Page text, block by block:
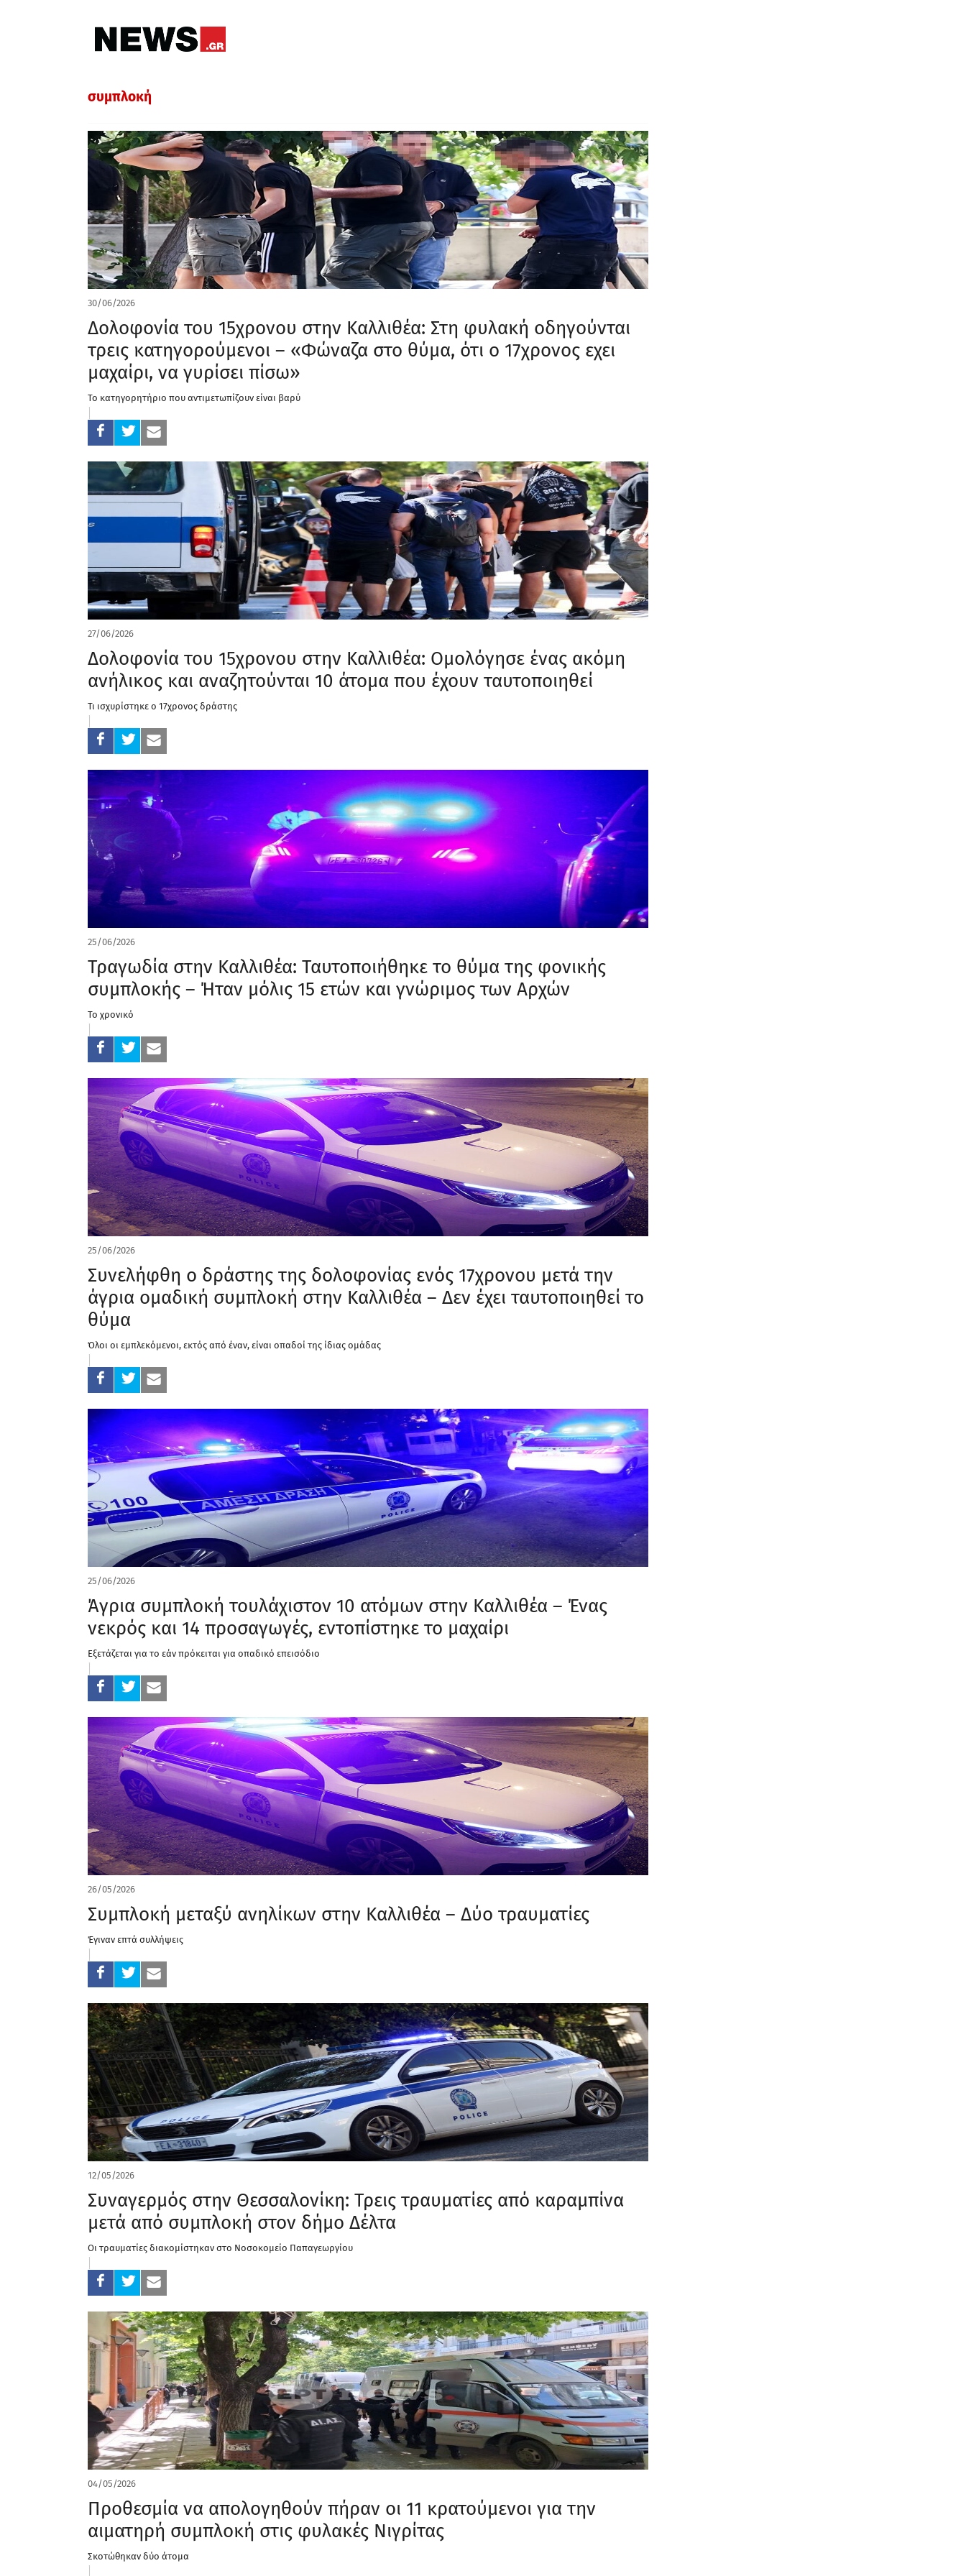
συμπλοκή
30/06/2026
Δολοφονία του 15χρονου στην Καλλιθέα: Στη φυλακή οδηγούνται
τρεις κατηγορούμενοι – «Φώναζα στο θύμα, ότι ο 17χρονος εχει
μαχαίρι, να γυρίσει πίσω»
Το κατηγορητήριο που αντιμετωπίζουν είναι βαρύ
27/06/2026
Δολοφονία του 15χρονου στην Καλλιθέα: Ομολόγησε ένας ακόμη
ανήλικος και αναζητούνται 10 άτομα που έχουν ταυτοποιηθεί
Τι ισχυρίστηκε ο 17χρονος δράστης
25/06/2026
Τραγωδία στην Καλλιθέα: Ταυτοποιήθηκε το θύμα της φονικής
συμπλοκής – Ήταν μόλις 15 ετών και γνώριμος των Αρχών
Το χρονικό
25/06/2026
Συνελήφθη ο δράστης της δολοφονίας ενός 17χρονου μετά την
άγρια ομαδική συμπλοκή στην Καλλιθέα – Δεν έχει ταυτοποιηθεί το
θύμα
Όλοι οι εμπλεκόμενοι, εκτός από έναν, είναι οπαδοί της ίδιας ομάδας
25/06/2026
Άγρια συμπλοκή τουλάχιστον 10 ατόμων στην Καλλιθέα – Ένας
νεκρός και 14 προσαγωγές, εντοπίστηκε το μαχαίρι
Εξετάζεται για το εάν πρόκειται για οπαδικό επεισόδιο
26/05/2026
Συμπλοκή μεταξύ ανηλίκων στην Καλλιθέα – Δύο τραυματίες
Έγιναν επτά συλλήψεις
12/05/2026
Συναγερμός στην Θεσσαλονίκη: Τρεις τραυματίες από καραμπίνα
μετά από συμπλοκή στον δήμο Δέλτα
Οι τραυματίες διακομίστηκαν στο Νοσοκομείο Παπαγεωργίου
04/05/2026
Προθεσμία να απολογηθούν πήραν οι 11 κρατούμενοι για την
αιματηρή συμπλοκή στις φυλακές Νιγρίτας
Σκοτώθηκαν δύο άτομα